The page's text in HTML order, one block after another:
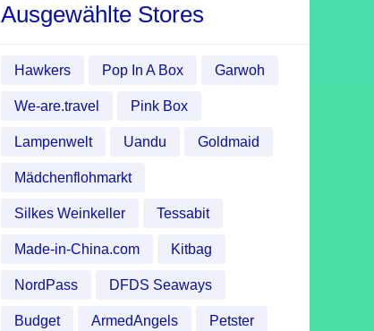
Ausgewählte Stores
Hawkers Pop In A Box Garwoh
We-are.travel Pink Box
Lampenwelt Uandu Goldmaid
Mädchenflohmarkt
Silkes Weinkeller Tessabit
Made-in-China.com Kitbag
NordPass DFDS Seaways
Budget ArmedAngels Petster